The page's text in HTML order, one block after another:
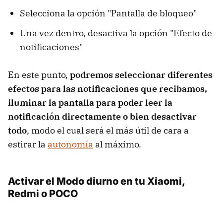
Selecciona la opción "Pantalla de bloqueo"
Una vez dentro, desactiva la opción "Efecto de
notificaciones"
En este punto, podremos seleccionar diferentes
efectos para las notificaciones que recibamos,
iluminar la pantalla para poder leer la
notificación directamente o bien desactivar
todo, modo el cual será el más útil de cara a
estirar la autonomía al máximo.
Activar el Modo diurno en tu Xiaomi,
Redmi o POCO